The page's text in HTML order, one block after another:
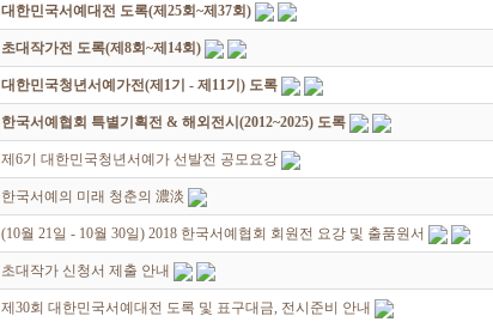
대한민국서예대전 도록(제25회~제37회)
초대작가전 도록(제8회~제14회)
대한민국청년서예가전(제1기 - 제11기) 도록
한국서예협회 특별기획전 & 해외전시(2012~2025) 도록
제6기 대한민국청년서예가 선발전 공모요강
한국서예의 미래 청춘의 濃淡
(10월 21일 - 10월 30일) 2018 한국서예협회 회원전 요강 및 출품원서
초대작가 신청서 제출 안내
제30회 대한민국서예대전 도록 및 표구대금, 전시준비 안내